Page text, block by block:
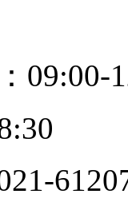
09:00-